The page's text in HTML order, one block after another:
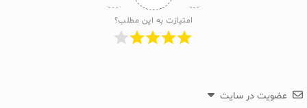
امتیازت به این مطلب؟
عضویت در سایت